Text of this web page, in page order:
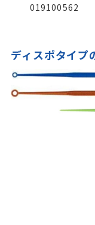
019100562
ディスポタイプ